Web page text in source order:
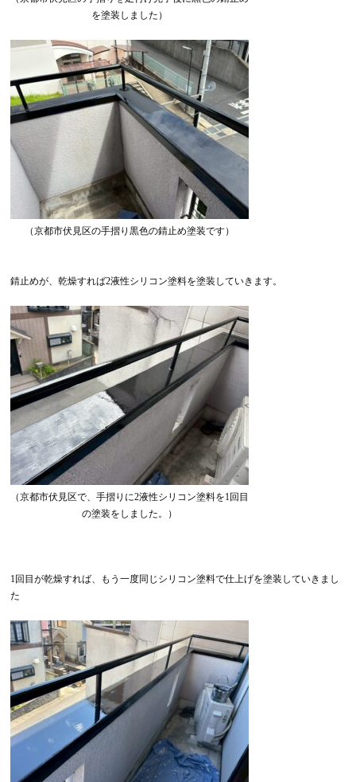
を塗装しました）
（京都市伏見区の手摺り黒色の錆止め塗装です）
錆止めが、乾燥すれば2液性シリコン塗料を塗装していきます。
（京都市伏見区で、手摺りに2液性シリコン塗料を1回目
の塗装をしました。）
1回目が乾燥すれば、もう一度同じシリコン塗料で仕上げを塗装していきまし
た